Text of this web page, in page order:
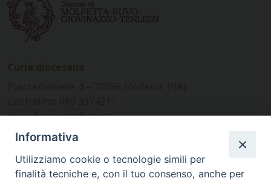
www.diocesimolfetta.it –
diocesimolfetta@pec.chiesacattolica.it
Ufficio Comunicazioni sociali
Informativa
Utilizziamo cookie o tecnologie simili per
finalità tecniche e, con il tuo consenso, anche per